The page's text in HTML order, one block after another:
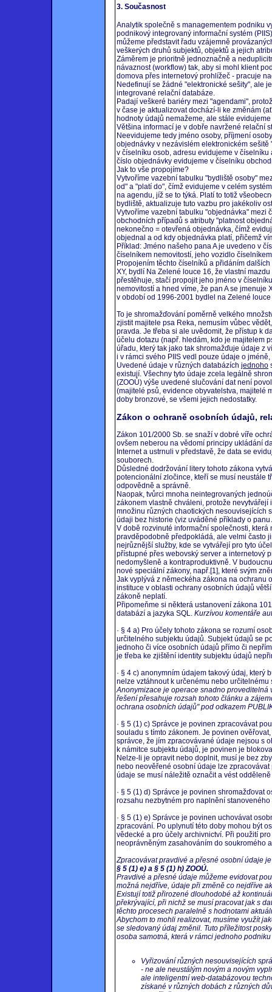
3. Současnost
Analytik společně s managementem podniku
podnikový integrovaný informační systém
můžeme představit řadu vzájemně
veškerých druhů subjektů, objektů a jejich
Záměrem je prioritně jednoznačně a
návaznost (workflow) tak, aby si mohl klient
domova přes internetový prohlížeč - pracuje
Nedefinují se žádné "elektronické sešity", ale
integrované relační databáze.
Padají veškeré bariéry mezi "agendami",
v čase je aktualizovat dochází-li ke změnám
hodnoty údajů nemažeme, ale stále
Většina informací je v dobře navržené relační
Neevidujeme tedy jméno osoby, příjmení
objednávky v nezávislém elektronickém
v číselníku osob, adresu evidujeme v
číslo objednávky evidujeme v číselníku
Jak to vše propojíme?
Vytvoříme vazební tabulku "bydliště osoby"
od" a "platí do", čímž evidujeme v celém
na agendu, jíž se to týká. Platí to totiž
bydliště, aktualizuje tuto vazbu pro jakékoliv
Vytvoříme vazební tabulku "objednávka" mezi
obchodních případů s atributy "platnost
nekonečno = otevřená objednávka, čímž
objednal a od kdy objednávka platí, přičemž
Příklad: Jméno našeho pana A je uvedeno v
číselníkem nemovitostí, jeho vozidlo
Propojením těchto číselníků a přidáním
XY, bydlí Na Zelené louce 16, že vlastní
přestěhuje, stačí propojit jeho jméno v
nemovitostí a hned víme, že pan A se jmenuje
v období od 1996-2001 bydlel na Zelené
To je shromažďování poměrně velkého
zjistit majitele psa Reka, nemusím vůbec
pravda. Je třeba si ale uvědomit, že přístup k
účelu dotazu (např. hledám, kdo je majitelem
úřadu, který tak jako tak shromažďuje údaje z
i v rámci svého PIIS vedl pouze údaje o
Uvedené údaje v různých databázích jednoho
existují. Všechny tyto údaje zcela legálně
(ZOOÚ) výše uvedené slučování dat není
(majitelé psů, evidence obyvatelstva, majitelé
doby bronzové, se všemi jejich nedostatky.
Zákon o ochraně osobních údajů,
Zákon 101/2000 Sb. se snaží v dobré víře
ovšem neberou na vědomí principy ukládání
Internet a ustrnuli v představě, že data se
souborech.
Důsledné dodržování litery tohoto zákona
potencionální zločince, kteří se musí neustále
odpovědně a správně.
Naopak, tvůrci mnoha neintegrovaných
zákonem vlastně chváleni, protože
množinu různých chaotických nesouvisejících
údaji bez historie (viz uváděné příklady o
V době rozvinuté informační společnosti,
pravděpodobně předpokládá, ale velmi často
nejrůznější služby, kde se vytvářejí pro tyto
přístupné přes webovský server a internetový
nedomyšleně a kontraproduktivně. V
nové speciální zákony, např.[1], které svým
Jak vyplývá z německéha zákona na ochranu
instituce v oblasti ochrany osobních údajů
zákoně neplatí.
Připomeňme si některá ustanovení zákona
databází a jazyka SQL. Kurzívou komentáře
· § 4 a) Pro účely tohoto zákona se rozumí
určitelného subjektu údajů. Subjekt údajů se
jednoho či více osobních údajů přímo či
je třeba ke zjištění identity subjektu údajů
· § 4 c) anonymním údajem takový údaj,
nelze vztáhnout k určenému nebo určitelnému
Anonymizace je operace snadno
řešení přesahuje rozsah tohoto článku a
ochrana osobních údajů" pod odkazem
· § 5 (1) c) Správce je povinen zpracovávat
souladu s tímto zákonem. Je povinen
správce, že jím zpracovávané údaje nejsou s
k námitce subjektu údajů, je povinen je
Nelze-li je opravit nebo doplnit, musí je bez
nebo neověřené osobní údaje lze
údaje se musí náležitě označit a vést
· § 5 (1) d) Správce je povinen shromažďovat
rozsahu nezbytném pro naplnění stanoveného
· § 5 (1) e) Správce je povinen uchovávat
zpracování. Po uplynutí této doby mohou být
vědecké a pro účely archivnictví. Při použití
neoprávněným zasahováním do soukromého
Zpracovávat pravdivé a přesné osobní údaje
§ 5 (1) e) a § 5 (1) h) ZOOÚ.
Pravdivé a přesné údaje můžeme evidovat
možná nejdříve, údaje při změně co nejdříve
Existují totiž přirozené dlouhodobé až
překrývající, při nichž se musí pracovat jak s
těchto procesech paralelně s hodnotami
Abychom to mohli realizovat, musíme využít
se sledovaný údaj změnil. Tuto příležitost
osoba samotná, která v rámci jednoho
Vyřizování různých nesouvisejících
- ne ale neustálým novým a novým
ale inteligentní web-databázovou
získané v různých dobách z různých